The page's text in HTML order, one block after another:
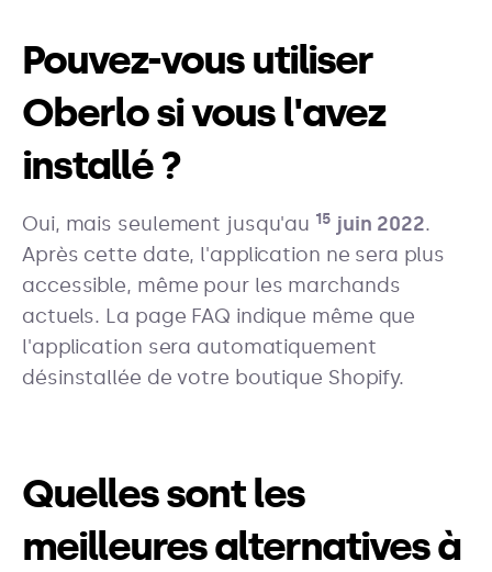
Pouvez-vous utiliser
Oberlo si vous l'avez
installé ?
Oui, mais seulement jusqu'au 15juin 2022.
Après cette date, l'application ne sera plus
accessible, même pour les marchands
actuels. La page FAQ indique même que
l'application sera automatiquement
désinstallée de votre boutique Shopify.
Quelles sont les
meilleures alternatives à